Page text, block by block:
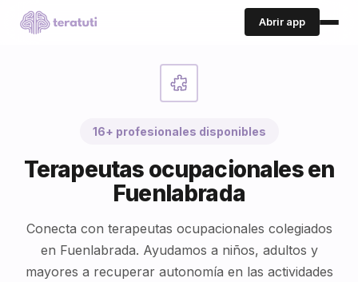
Abrir app
16+ profesionales disponibles
Terapeutas ocupacionales en
Fuenlabrada
Conecta con terapeutas ocupacionales colegiados
en Fuenlabrada. Ayudamos a niños, adultos y
mayores a recuperar autonomía en las actividades